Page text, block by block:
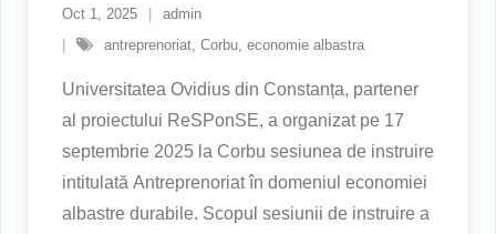
Oct 1, 2025
admin
antreprenoriat, Corbu, economie albastra
Universitatea Ovidius din Constanța, partener
al proiectului ReSPonSE, a organizat pe 17
septembrie 2025 la Corbu sesiunea de instruire
intitulată Antreprenoriat în domeniul economiei
albastre durabile. Scopul sesiunii de instruire a